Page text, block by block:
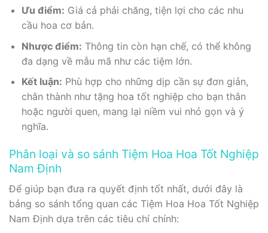
Ưu điểm: Giá cả phải chăng, tiện lợi cho các nhu
cầu hoa cơ bản.
Nhược điểm: Thông tin còn hạn chế, có thể không
đa dạng về mẫu mã như các tiệm lớn.
Kết luận: Phù hợp cho những dịp cần sự đơn giản,
chân thành như tặng hoa tốt nghiệp cho bạn thân
hoặc người quen, mang lại niềm vui nhỏ gọn và ý
nghĩa.
Phân loại và so sánh Tiệm Hoa Hoa Tốt Nghiệp
Nam Định
Để giúp bạn đưa ra quyết định tốt nhất, dưới đây là
bảng so sánh tổng quan các Tiệm Hoa Hoa Tốt Nghiệp
Nam Định dựa trên các tiêu chí chính: